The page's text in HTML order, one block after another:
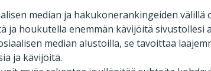
median ja hakukonerankingeiden välillä
ja houkutella enemmän kävijöitä
median alustoilla, se tavoittaa
ja kävijöitä.